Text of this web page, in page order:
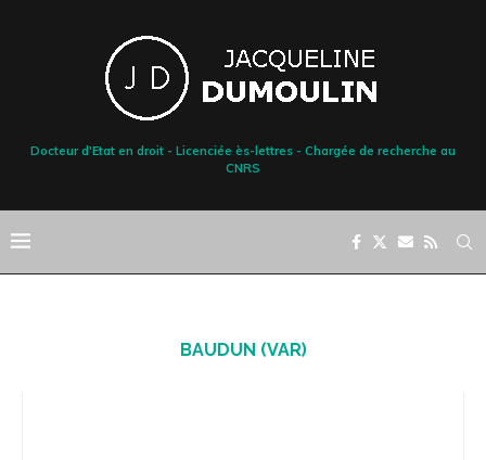
Docteur d'Etat en droit - Licenciée ès-lettres - Chargée de recherche au
CNRS
BAUDUN (VAR)